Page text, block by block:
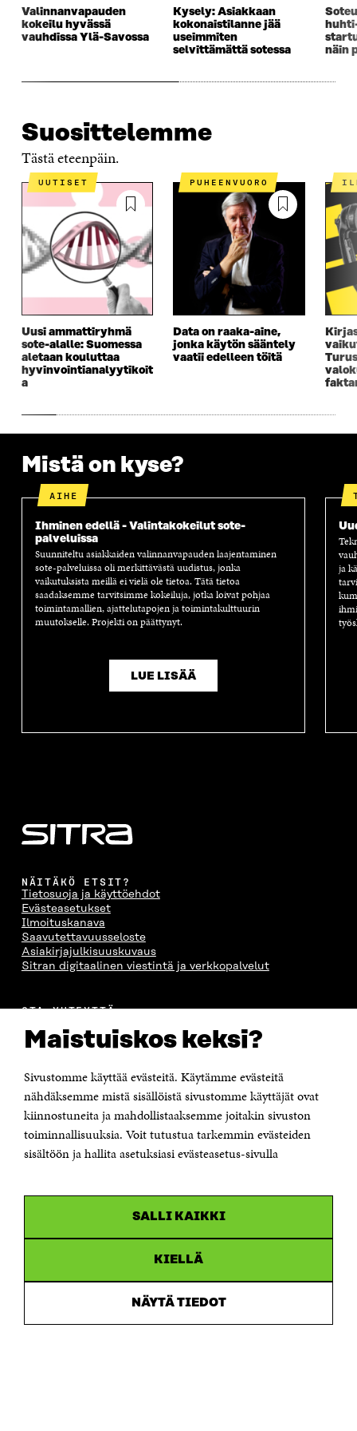
Maistuiskos keksi?
Sivustomme käyttää evästeitä. Käytämme evästeitä
nähdäksemme mistä sisällöistä sivustomme käyttäjät ovat
kiinnostuneita ja mahdollistaaksemme joitakin sivuston
toiminnallisuuksia. Voit tutustua tarkemmin evästeiden
sisältöön ja hallita asetuksiasi evästeasetus-sivulla
SALLI KAIKKI
KIELLÄ
NÄYTÄ TIEDOT
Valinnanvapauden
kokeilu hyvässä
vauhdissa Ylä-Savossa
Kysely: Asiakkaan
kokonaistilanne jää
useimmiten
selvittämättä sotessa
näin
Suosittelemme
Tästä eteenpäin.
UUTISET
Uusi ammattiryhmä
sote-alalle: Suomessa
aletaan kouluttaa
hyvinvointianalyytikoit
a
PUHEENVUORO
Data on raaka-aine,
jonka käytön sääntely
vaatii edelleen töitä
Mistä on kyse?
AIHE
Ihminen edellä - Valintakokeilut sote-
palveluissa
Suunniteltu asiakkaiden valinnanvapauden laajentaminen
sote-palveluissa oli merkittävästä uudistus, jonka
vaikutuksista meillä ei vielä ole tietoa. Tätä tietoa
saadaksemme tarvitsimme kokeiluja, jotka loivat pohjaa
toimintamallien, ajattelutapojen ja toimintakulttuurin
muutokselle. Projekti on päättynyt.
LUE LISÄÄ
ja
NÄITÄKÖ ETSIT?
Tietosuoja ja käyttöehdot
Evästeasetukset
Ilmoituskanava
Saavutettavuusseloste
Asiakirjajulkisuuskuvaus
Sitran digitaalinen viestintä ja verkkopalvelut
OTA YHTEYTTÄ
Itämerenkatu 11-13, PL 160,
00181 Helsinki
Puhelin +358 294 618 991
Sähköpostiosoite
Saapumisohjeet
Y-tunnus 0202132-3
ikkunassaInstagram